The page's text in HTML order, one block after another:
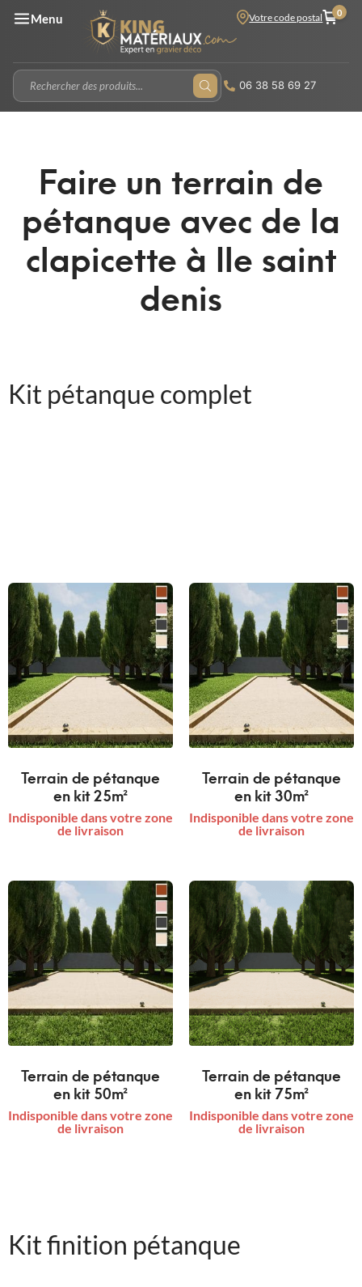
Menu Votre code postal 0
06 38 58 69 27
Faire un terrain de
pétanque avec de la
clapicette à Ile saint
denis
Kit pétanque complet
Terrain de pétanque
en kit 25m²
Indisponible dans votre zone
de livraison
Terrain de pétanque
en kit 30m²
Indisponible dans votre zone
de livraison
Terrain de pétanque
en kit 50m²
Indisponible dans votre zone
de livraison
Terrain de pétanque
en kit 75m²
Indisponible dans votre zone
de livraison
Kit finition pétanque